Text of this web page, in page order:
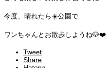
今度、晴れたら☀️公園で
ワンちゃんとお散歩しようね🐶❤️
Tweet
Share